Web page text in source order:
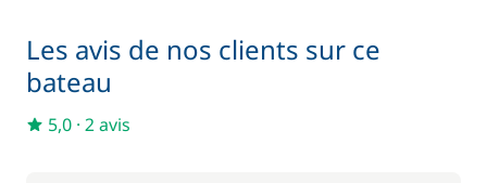
WC électrique
Les avis de nos clients sur ce
bateau
5,0 · 2 avis